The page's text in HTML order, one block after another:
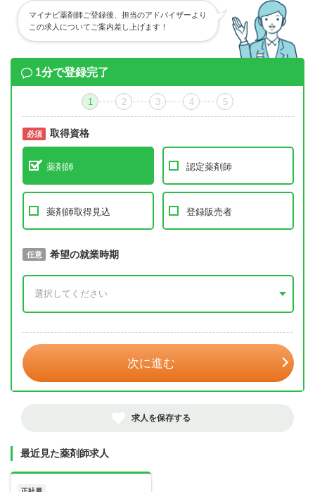
マイナビ薬剤師ご登録後、担当のアドバイザーより
この求人についてご案内差し上げます！
1分で登録完了
1 2 3 4 5
必須 取得資格
薬剤師 認定薬剤師
薬剤師取得見込 登録販売者
必須 取得予定年
任意 希望の就業時期
次に進む
求人を保存する
最近見た薬剤師求人